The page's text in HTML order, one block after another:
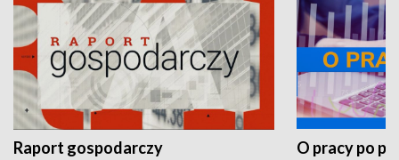
Raport gospodarczy O pracy po